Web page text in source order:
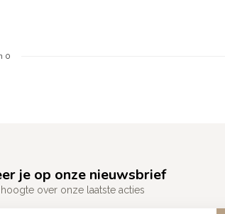
0
je op onze nieuwsbrief
over onze laatste acties